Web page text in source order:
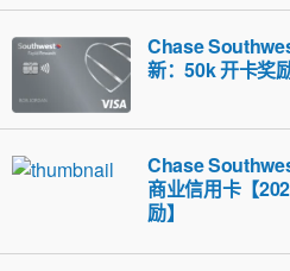
Chase
新：50k 开卡奖励
Chase
商业信用卡【
励】